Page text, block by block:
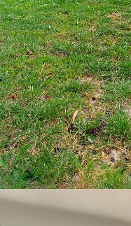
de bains, WC. 2
Le tout